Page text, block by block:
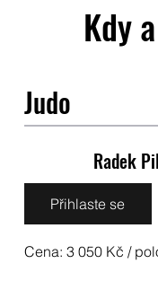
Cena: 3 050 Kč /
Přihlaste se
Radek
Judo
Kdy